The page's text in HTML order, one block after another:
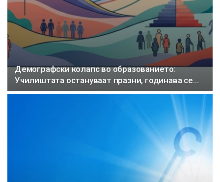
Демографски колапс во образованието:
Училиштата остануваат празни, годинава се…